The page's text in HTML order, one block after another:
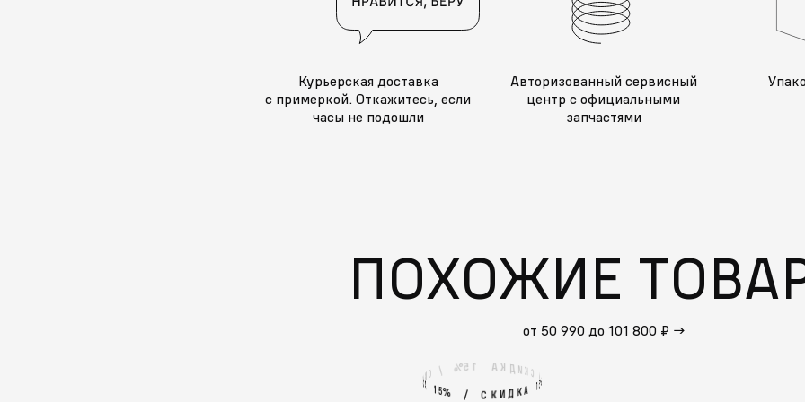
Курьерская доставка
с примеркой. Откажитесь, если
часы не подошли
Авторизованный сервисный
центр с официальными
запчастями
ПОХОЖИЕ
от 50 990 до 101 800 ₽ →
С К ИД КА 15%
/
С
К
И
Д
К
А
1
5
%
/
С
К
ИА 15% /